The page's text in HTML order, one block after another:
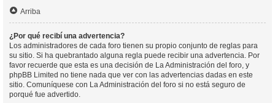
Arriba
¿Por qué recibí una advertencia?
Los administradores de cada foro tienen su propio conjunto de reglas para
su sitio. Si ha quebrantado alguna regla puede recibir una advertencia. Por
favor recuerde que esta es una decisión de La Administración del foro, y
phpBB Limited no tiene nada que ver con las advertencias dadas en este
sitio. Comuníquese con La Administración del foro si no está seguro de
porqué fue advertido.